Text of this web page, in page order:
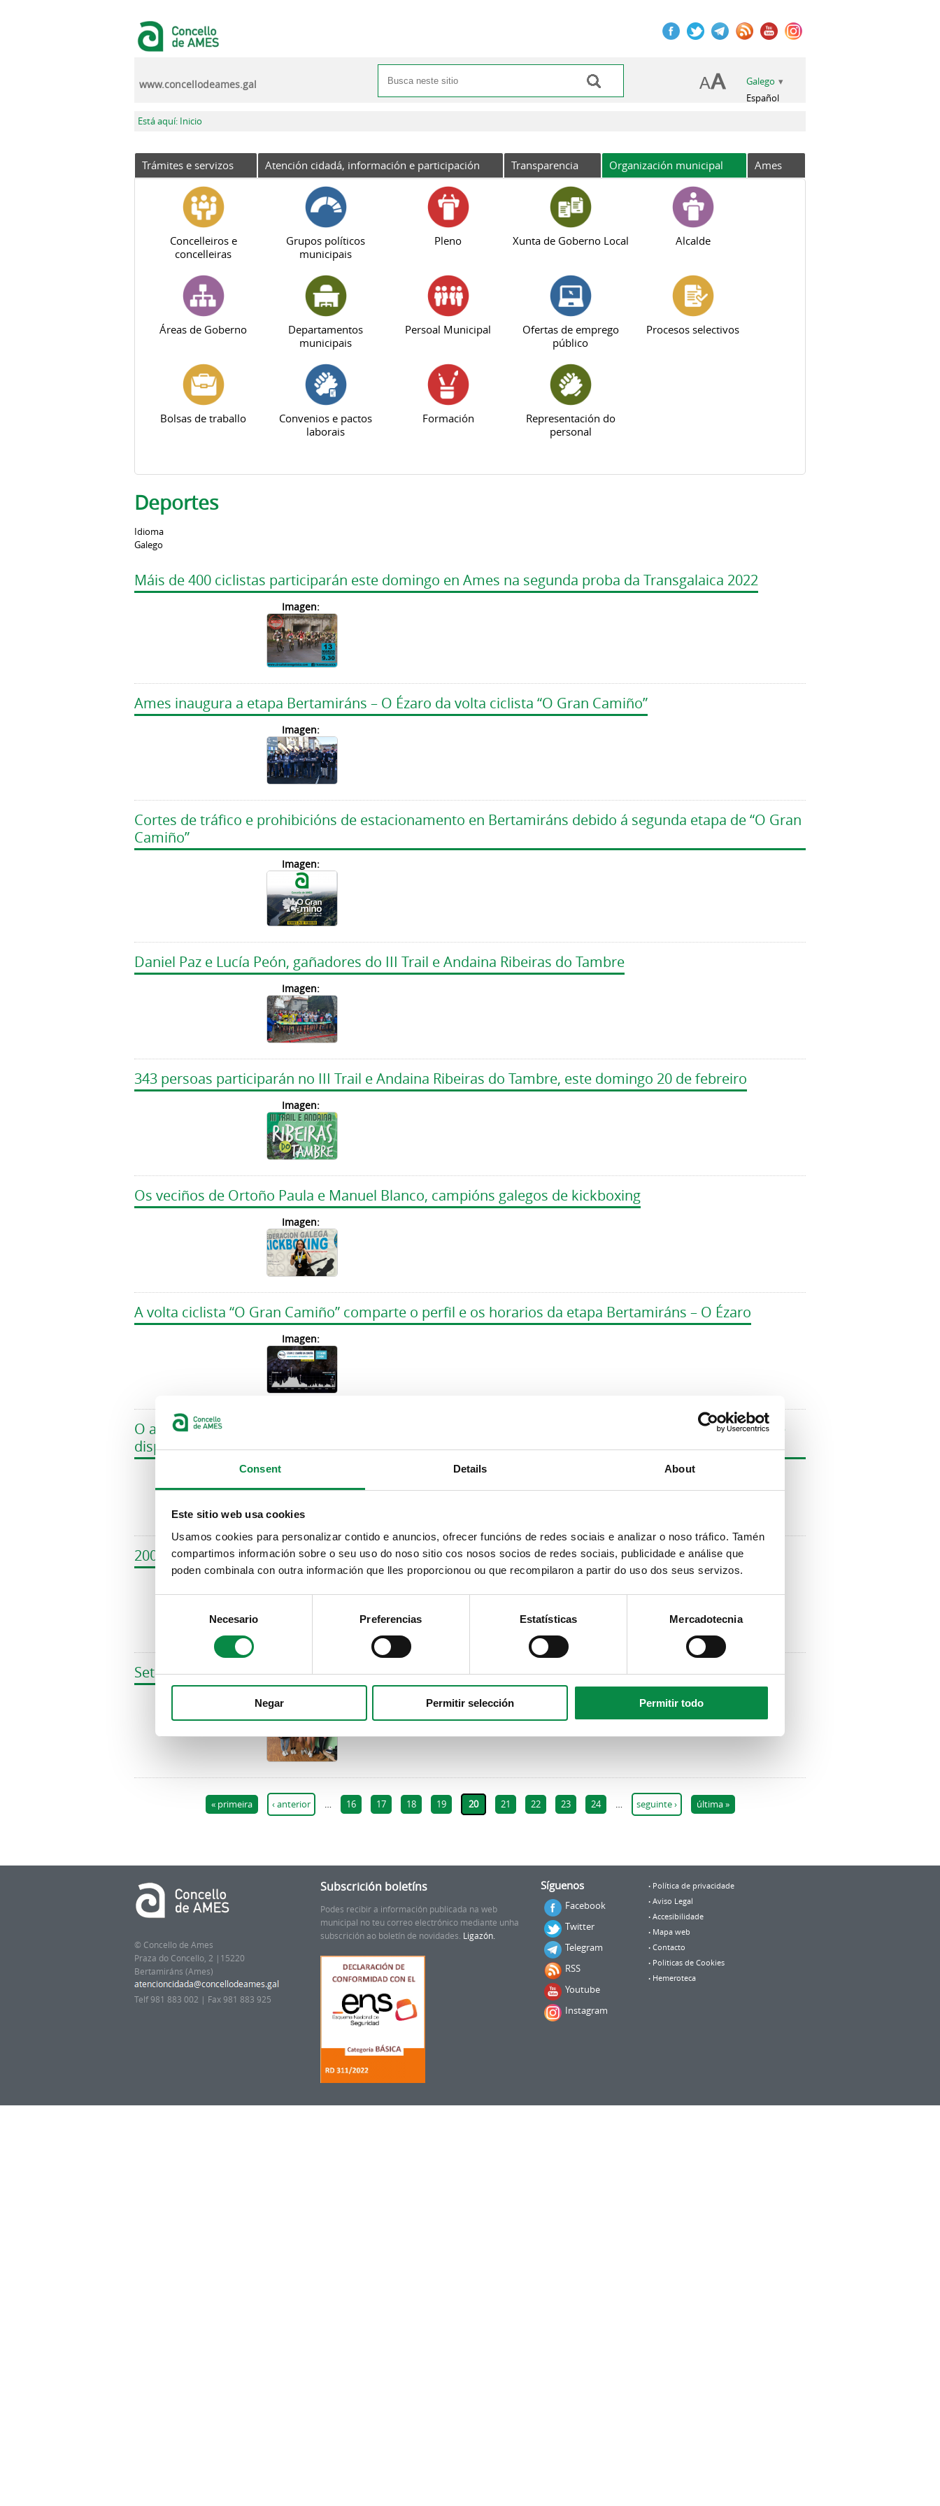
Consent Details About
Este sitio web usa cookies
Usamos cookies para personalizar contido e anuncios, ofrecer funcións de redes sociais e analizar o noso tráfico. Tamén
compartimos información sobre o seu uso do noso sitio cos nosos socios de redes sociais, publicidade e análise que
poden combinala con outra información que lles proporcionou ou que recompilaron a partir do uso dos seus servizos.
Necesario Preferencias Estatísticas Mercadotecnia
Negar Permitir selección Permitir todo
Formulario de busca
Buscar
Galego
Español
www.concellodeames.gal
Vostede está aquí
Está aquí: Inicio
Trámites e servizos Atención cidadá, información e participación Transparencia Organización municipal Ames
Concelleiros e
concelleiras
Grupos políticos
municipais
Pleno Xunta de Goberno Local Alcalde
Áreas de Goberno
Departamentos
municipais
Persoal Municipal
Ofertas de emprego
público
Procesos selectivos
Bolsas de traballo
Convenios e pactos
laborais
Formación
Representación do
personal
Deportes
Idioma
Galego
Máis de 400 ciclistas participarán este domingo en Ames na segunda proba da Transgalaica 2022
Imagen:
Ames inaugura a etapa Bertamiráns – O Ézaro da volta ciclista “O Gran Camiño”
Imagen:
Cortes de tráfico e prohibicións de estacionamento en Bertamiráns debido á segunda etapa de “O Gran
Camiño”
Imagen:
Daniel Paz e Lucía Peón, gañadores do III Trail e Andaina Ribeiras do Tambre
Imagen:
343 persoas participarán no III Trail e Andaina Ribeiras do Tambre, este domingo 20 de febreiro
Imagen:
Os veciños de Ortoño Paula e Manuel Blanco, campións galegos de kickboxing
Imagen:
A volta ciclista “O Gran Camiño” comparte o perfil e os horarios da etapa Bertamiráns – O Ézaro
Imagen:
O amesán Borja Golán consegue o décimo sétimo campionato de España absoluto de squash que se
disputou esta fin de semana no Milladoiro
200 persoas xa se inscribiron no III Trail e Andaina Ribeiras do Tambre, presentado esta mañá
Sete patinadoras dos clubs Omega e Sarela de Ames competirán na categoría nacional
Imagen:
« primeira ‹ anterior … 16 17 18 19 20 21 22 23 24 … seguinte › última »
© Concello de Ames
Praza do Concello, 2 |15220
Bertamiráns (Ames)
Telf 981 883 002 | Fax 981 883 925
Subscrición boletíns
Podes recibir a información publicada na web
municipal no teu correo electrónico mediante unha
subscrición ao boletín de novidades. Ligazón.
Síguenos
Facebook
Twitter
Telegram
RSS
Youtube
Instagram
Política de privacidade
Aviso Legal
Accesibilidade
Mapa web
Contacto
Politicas de Cookies
Hemeroteca